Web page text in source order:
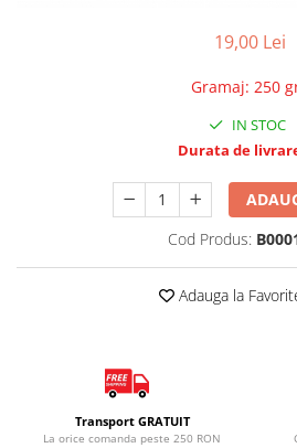
19,00 Lei
Gramaj: 250
IN STOC
Durata de
Cod Produs:
Adauga la
Transport GRATUIT
La orice comanda peste 250 RON